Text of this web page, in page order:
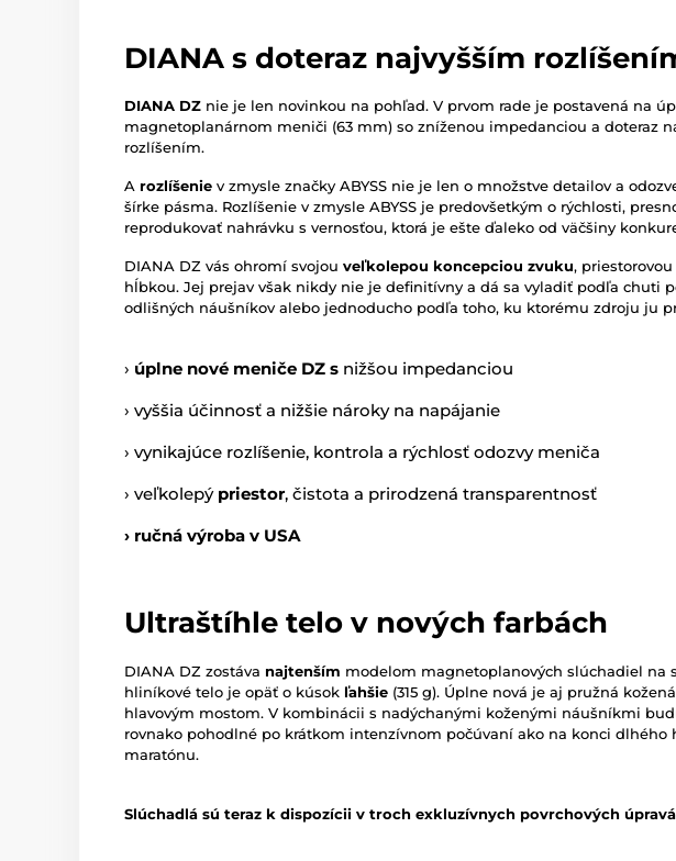
DIANA s doteraz najvyšším
DIANA DZ nie je len novinkou na pohľad. V prvom rade je postavená na
magnetoplanárnom meniči (63 mm) so zníženou impedanciou a doteraz
rozlíšením.
A rozlíšenie v zmysle značky ABYSS nie je len o množstve detailov a
šírke pásma. Rozlíšenie v zmysle ABYSS je predovšetkým o rýchlosti,
reprodukovať nahrávku s vernosťou, ktorá je ešte ďaleko od väčšiny
DIANA DZ vás ohromí svojou veľkolepou koncepciou zvuku,
hĺbkou. Jej prejav však nikdy nie je definitívny a dá sa vyladiť podľa chuti
odlišných náušníkov alebo jednoducho podľa toho, ku ktorému zdroju ju
› úplne nové meniče DZ s nižšou impedanciou
› vyššia účinnosť a nižšie nároky na napájanie
› vynikajúce rozlíšenie, kontrola a rýchlosť odozvy meniča
› veľkolepý priestor, čistota a prirodzená transparentnosť
› ručná výroba v USA
Ultraštíhle telo v nových farbách
DIANA DZ zostáva najtenším modelom magnetoplanových slúchadiel na
hliníkové telo je opäť o kúsok ľahšie (315 g). Úplne nová je aj pružná
hlavovým mostom. V kombinácii s nadýchanými koženými náušníkmi
rovnako pohodlné po krátkom intenzívnom počúvaní ako na konci dlhého
maratónu.
Slúchadlá sú teraz k dispozícii v troch exkluzívnych povrchových